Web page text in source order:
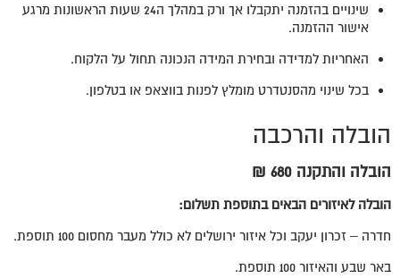
שינויים בהזמנה יתקבלו אך ורק במהלך ה24 שעות הראשונות מרגע
אישור ההזמנה.
האחריות למדידה ובחירת המידה הנכונה תחול על הלקוח.
בכל שינוי מהסנטדרט מומלץ לפנות בווצאפ או בטלפון.
הובלה והרכבה
הובלה והתקנה 680 ₪
הובלה לאיזורים הבאים בתוספת תשלום:
חדרה – זכרון יעקב וכל איזור ירושלים לא כולל מעבר מחסום 100 תוספת.
באר שבע והאיזור 100 תוספת.